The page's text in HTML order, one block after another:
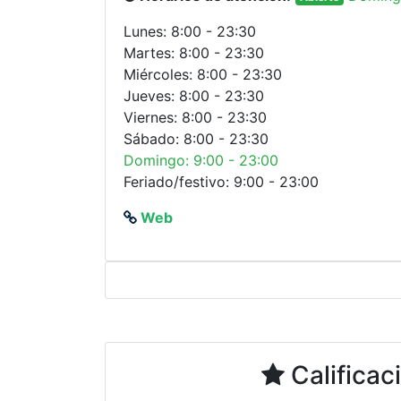
Lunes: 8:00 - 23:30
Martes: 8:00 - 23:30
Miércoles: 8:00 - 23:30
Jueves: 8:00 - 23:30
Viernes: 8:00 - 23:30
Sábado: 8:00 - 23:30
Domingo: 9:00 - 23:00
Feriado/festivo: 9:00 - 23:00
Web